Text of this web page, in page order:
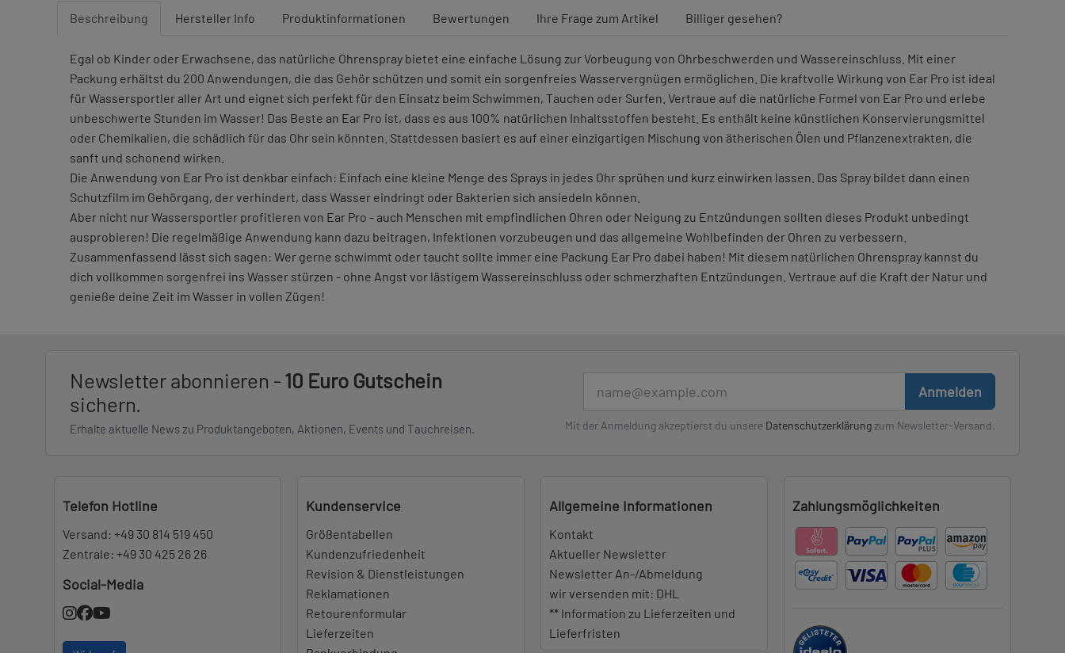
Beschreibung Hersteller Info Produktinformationen Bewertungen Ihre Frage zum Artikel Billiger gesehen?
Egal ob Kinder oder Erwachsene, das natürliche Ohrenspray bietet eine einfache Lösung zur Vorbeugung von Ohrbeschwerden und Wassereinschluss. Mit einer
Packung erhältst du 200 Anwendungen, die das Gehör schützen und somit ein sorgenfreies Wasservergnügen ermöglichen. Die kraftvolle Wirkung von Ear Pro ist ideal
für Wassersportler aller Art und eignet sich perfekt für den Einsatz beim Schwimmen, Tauchen oder Surfen. Vertraue auf die natürliche Formel von Ear Pro und erlebe
unbeschwerte Stunden im Wasser! Das Beste an Ear Pro ist, dass es aus 100% natürlichen Inhaltsstoffen besteht. Es enthält keine künstlichen Konservierungsmittel
oder Chemikalien, die schädlich für das Ohr sein könnten. Stattdessen basiert es auf einer einzigartigen Mischung von ätherischen Ölen und Pflanzenextrakten, die
sanft und schonend wirken.
Die Anwendung von Ear Pro ist denkbar einfach: Einfach eine kleine Menge des Sprays in jedes Ohr sprühen und kurz einwirken lassen. Das Spray bildet dann einen
Schutzfilm im Gehörgang, der verhindert, dass Wasser eindringt oder Bakterien sich ansiedeln können.
Aber nicht nur Wassersportler profitieren von Ear Pro - auch Menschen mit empfindlichen Ohren oder Neigung zu Entzündungen sollten dieses Produkt unbedingt
ausprobieren! Die regelmäßige Anwendung kann dazu beitragen, Infektionen vorzubeugen und das allgemeine Wohlbefinden der Ohren zu verbessern.
Zusammenfassend lässt sich sagen: Wer gerne schwimmt oder taucht sollte immer eine Packung Ear Pro dabei haben! Mit diesem natürlichen Ohrenspray kannst du
dich vollkommen sorgenfrei ins Wasser stürzen - ohne Angst vor lästigem Wassereinschluss oder schmerzhaften Entzündungen. Vertraue auf die Kraft der Natur und
genieße deine Zeit im Wasser in vollen Zügen!
Newsletter abonnieren -10 Euro Gutschein
sichern.
Erhalte aktuelle News zu Produktangeboten, Aktionen, Events und Tauchreisen.
Anmelden
Mit der Anmeldung akzeptierst du unsere Datenschutzerklärung zum Newsletter-Versand.
Telefon Hotline
Versand: +49 30 814 519 450
Zentrale: +49 30 425 26 26
Social-Media
Kundenservice
Größentabellen
Kundenzufriedenheit
Revision & Dienstleistungen
Reklamationen
Retourenformular
Lieferzeiten
Allgemeine Informationen
Kontakt
Aktueller Newsletter
Newsletter An-/Abmeldung
wir versenden mit: DHL
** Information zu Lieferzeiten und
Lieferfristen
Zahlungsmöglichkeiten